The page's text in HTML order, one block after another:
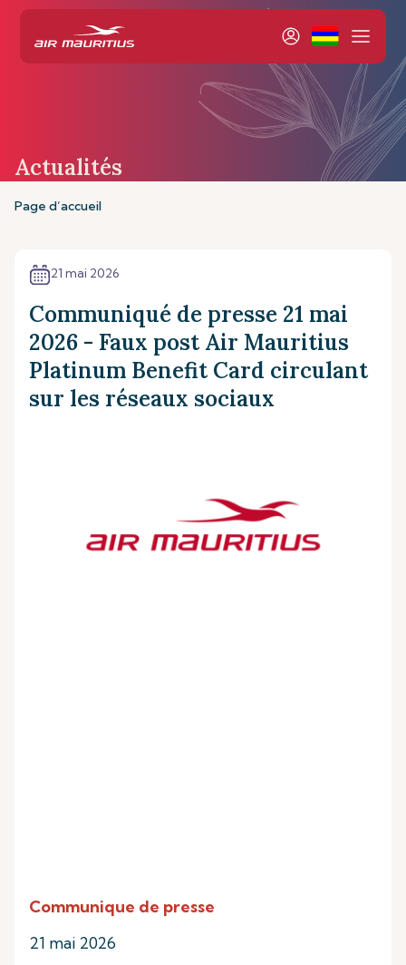
Actualités
Page d’accueil
21 mai 2026
Communiqué de presse 21 mai
2026 - Faux post Air Mauritius
Platinum Benefit Card circulant
sur les réseaux sociaux
Communique de presse
21 mai 2026